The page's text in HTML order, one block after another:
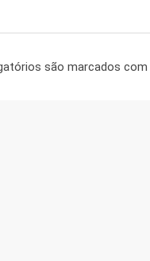
são marcados com